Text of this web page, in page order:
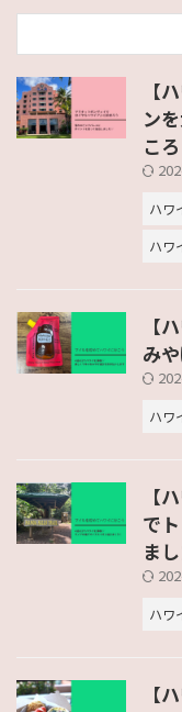
【
ン
ころ
ハワ
ハワ
【
み
ハワ
【
で
ま
ハワ
【